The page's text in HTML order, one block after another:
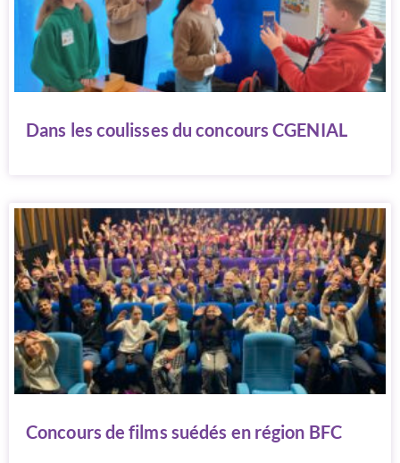
Dans les coulisses du concours CGENIAL
Concours de films suédés en région BFC